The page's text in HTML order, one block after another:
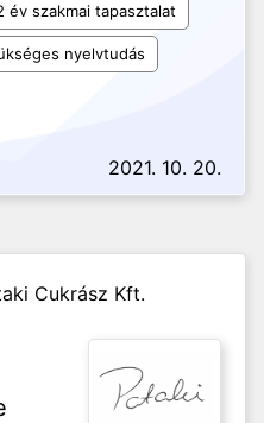
év szakmai tapasztalat
nyelvtudás
2021. 10. 20.
Cukrász Kft.